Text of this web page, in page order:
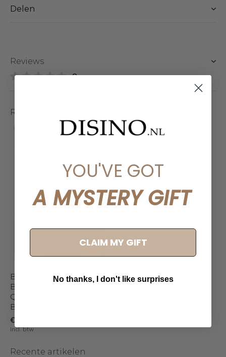
Delen
Reviews
0/ 5
Related articles
BURGUNDY - 'KIANA
BLAZER' - PREMIUM
QUALITY OVERSIZED
BLAZER
€34,99
Incl. btw
Recente artikelen
YOU'VE GOT
A MYSTERY GIFT
CLAIM MY GIFT
No thanks, I don't like surprises